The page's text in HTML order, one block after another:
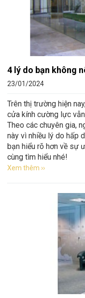
4 lý do bạn không
23/01/2024
Trên thị trường hiện
cửa kính cường lực
Theo các chuyên gia,
này vì nhiều lý do hấp
bạn hiểu rõ hơn về sự
cùng tìm hiểu nhé!
Xem thêm ››